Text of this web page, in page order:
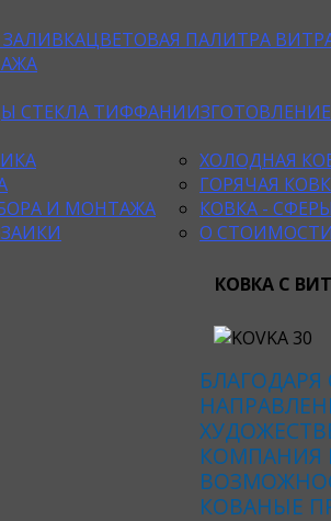
ЦВЕТОВАЯ ПАЛИТРА
СТЕКЛА ТИФФАНИ
И МОНТАЖА
ХОЛОДНАЯ
ГОРЯЧАЯ
КОВКА -
О СТОИМОСТИ
КОВКА С
КОМПАНИЯ
КОВАНЫЕ